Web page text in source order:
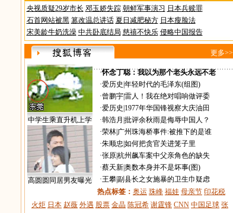
央视质疑29岁市长 邓玉娇失踪 朝鲜军事演习 日本兵赎罪
石首网站被黑 篡改温总讲话 夏日减肥秘方 日本瘦脸法
宋美龄牛奶洗澡 中共卧底结局 慈禧不快乐 侵略中国报告
更多>>
中学生乘直升机上学
高圆圆同居男友曝光
·怀念丁聪：我以为那个老头永远不老
·爱历史 年轻时代的毛泽东(组图)
·曾鹏宇|雷人！我在绝对唱响做评委
·爱历史 1977年华国锋视察大庆油田
·韩浩月 批评余秋雨是侮辱中国人？
·荣林| 广州珠海桥事件:被推下的是谁
·朱顺忠 如何把贪官关进笼子里
·张原|杭州飙车案中父亲角色的缺失
·蔡天新|奥数本身并不是坏事(图)
·王攀|副县长之女施暴的卫生巾疑虑
热点标签： 奥运 珠峰 福娃 母亲节 印花税
火炬 日本 赵薇 外遇 股票 金晶 陈冠希 谢霆锋 CNN 中国足球 张